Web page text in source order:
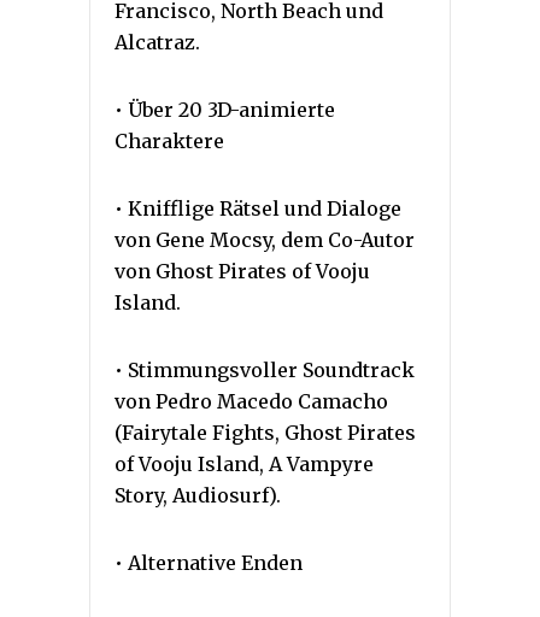
Francisco, North Beach und
Alcatraz.
• Über 20 3D-animierte
Charaktere
• Knifflige Rätsel und Dialoge
von Gene Mocsy, dem Co-Autor
von Ghost Pirates of Vooju
Island.
• Stimmungsvoller Soundtrack
von Pedro Macedo Camacho
(Fairytale Fights, Ghost Pirates
of Vooju Island, A Vampyre
Story, Audiosurf).
• Alternative Enden